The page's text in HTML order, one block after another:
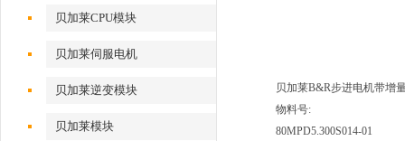
贝加莱CPU模块
贝加莱伺服电机
贝加莱逆变模块
贝加莱模块
贝加莱B&R步进电机带增
物料号:
80MPD5.300S014-01